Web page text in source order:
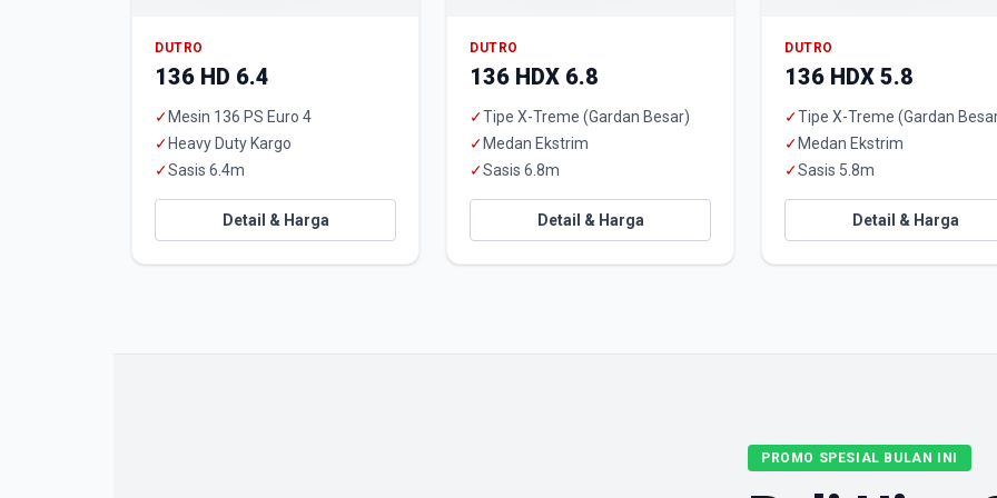
DUTRO
136 HD 6.4
✓ Mesin 136 PS Euro 4
✓ Heavy Duty Kargo
✓Sasis 6.4m
Detail & Harga
DUTRO
136 HDX 6.8
✓Tipe X-Treme (Gardan Besar)
✓ Medan Ekstrim
✓Sasis 6.8m
Detail & Harga
DUTRO
136 HDX 5.8
✓Tipe X-Treme (Gardan
✓ Medan Ekstrim
✓Sasis 5.8m
Detail & Harga
PROMO SPESIAL BULAN INI